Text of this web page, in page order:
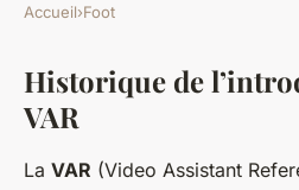
Comment
VAR a changé les
championnats
Accueil›Foot
Historique de
VAR
La VAR (Video Assistant